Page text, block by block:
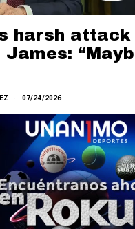
harsh attack
James:
07/24/2026